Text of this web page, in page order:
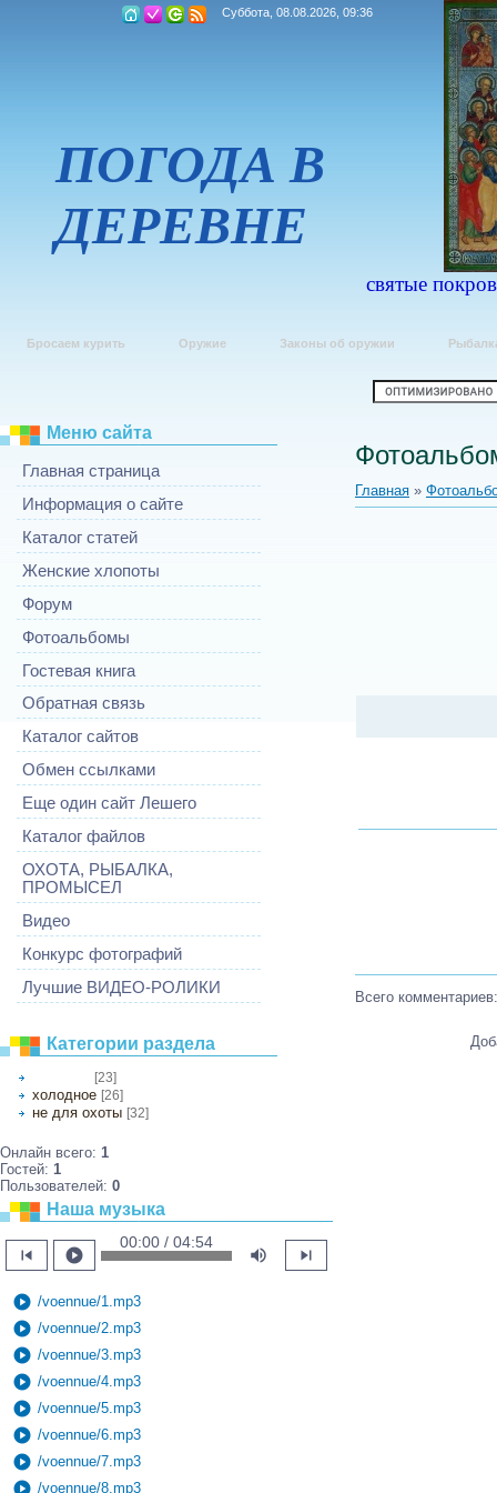
Суббота, 08.08.2026, 09:36
ПОГОДА В
ДЕРЕВНЕ
святые
Бросаем курить Оружие Законы об оружии
Меню сайта
Главная страница
Информация о сайте
Каталог статей
Женские хлопоты
Форум
Фотоальбомы
Гостевая книга
Обратная связь
Каталог сайтов
Обмен ссылками
Еще один сайт Лешего
Каталог файлов
ОХОТА, РЫБАЛКА,
ПРОМЫСЕЛ
Видео
Конкурс фотографий
Лучшие ВИДЕО-РОЛИКИ
Категории раздела
[23]
холодное [26]
не для охоты [32]
Онлайн всего: 1
Гостей: 1
Пользователей: 0
Наша музыка
skip_previous play_circle
00:00 / 04:54
volume_up skip_next
play_circle /voennue/1.mp3
play_circle /voennue/2.mp3
play_circle /voennue/3.mp3
play_circle /voennue/4.mp3
play_circle /voennue/5.mp3
play_circle /voennue/6.mp3
play_circle /voennue/7.mp3
play_circle /voennue/8.mp3
Главная »
Всего комментариев